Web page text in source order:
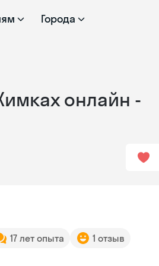
Города
онлайн -
17 лет опыта 1 отзыв